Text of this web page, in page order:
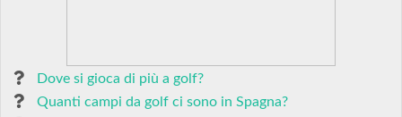
Dove si gioca di più a golf?
Quanti campi da golf ci sono in Spagna?